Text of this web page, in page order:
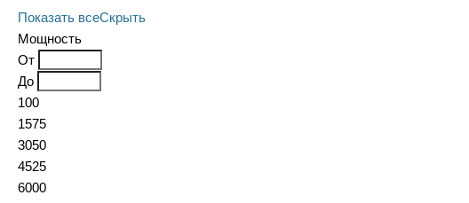
Показать всеСкрыть
Мощность
От
До
100
1575
3050
4525
6000